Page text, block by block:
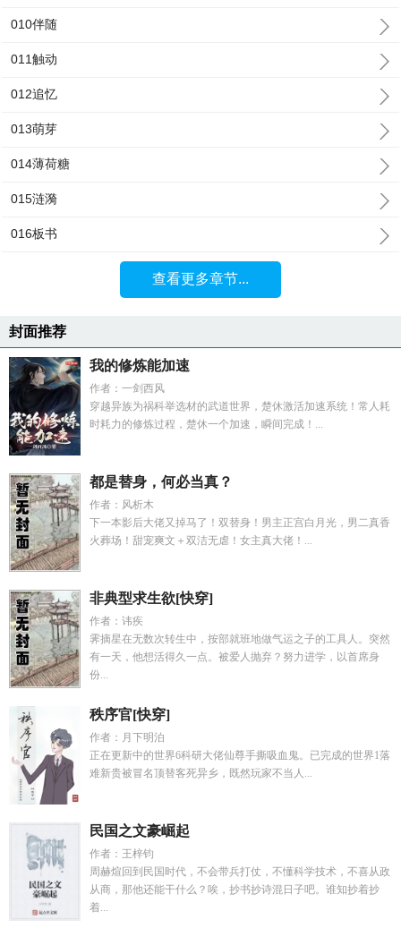
010伴随
011触动
012追忆
013萌芽
014薄荷糖
015涟漪
016板书
查看更多章节...
封面推荐
我的修炼能加速
作者：一剑西风
穿越异族为祸科举选材的武道世界，楚休激活加速系统！常人耗
时耗力的修炼过程，楚休一个加速，瞬间完成！...
都是替身，何必当真？
作者：风析木
下一本影后大佬又掉马了！双替身！男主正宫白月光，男二真香
火葬场！甜宠爽文＋双洁无虐！女主真大佬！...
非典型求生欲[快穿]
作者：讳疾
霁摘星在无数次转生中，按部就班地做气运之子的工具人。突然
有一天，他想活得久一点。被爱人抛弃？努力进学，以首席身
份...
秩序官[快穿]
作者：月下明泊
正在更新中的世界6科研大佬仙尊手撕吸血鬼。已完成的世界1落
难新贵被冒名顶替客死异乡，既然玩家不当人...
民国之文豪崛起
作者：王梓钧
周赫煊回到民国时代，不会带兵打仗，不懂科学技术，不喜从政
从商，那他还能干什么？唉，抄书抄诗混日子吧。谁知抄着抄
着...